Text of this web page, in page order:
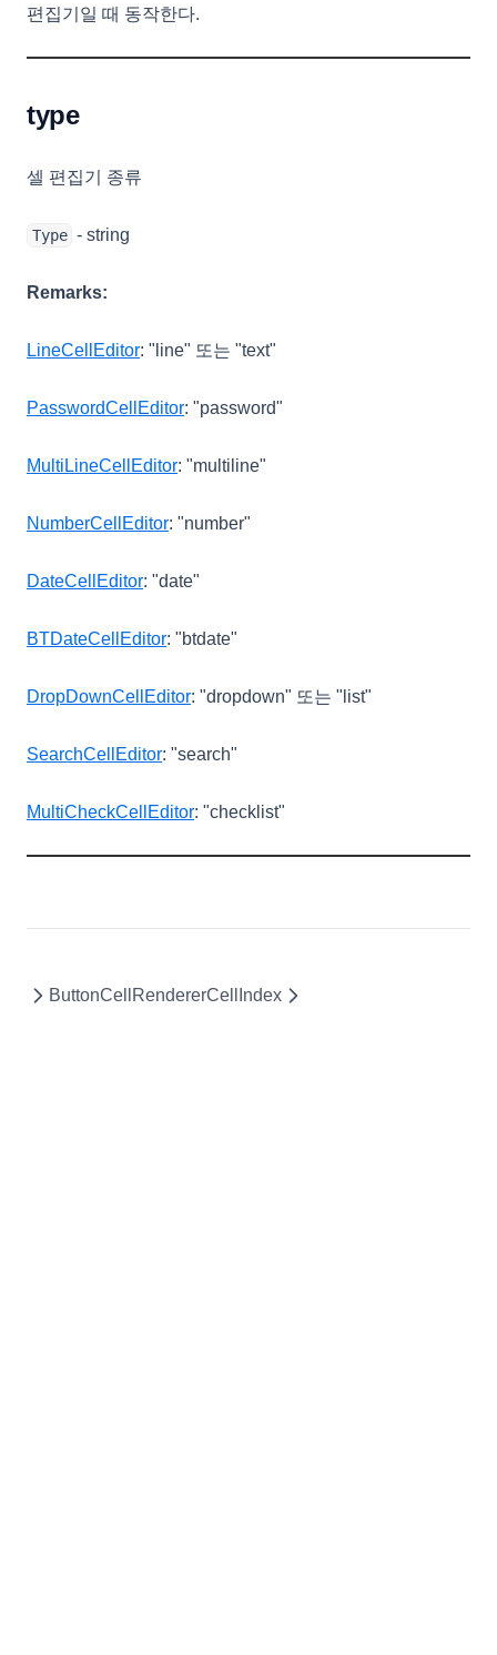
편집기일 때 동작한다.
type
셀 편집기 종류
Type - string
Remarks:
LineCellEditor: "line" 또는 "text"
PasswordCellEditor: "password"
MultiLineCellEditor: "multiline"
NumberCellEditor: "number"
DateCellEditor: "date"
BTDateCellEditor: "btdate"
DropDownCellEditor: "dropdown" 또는 "list"
SearchCellEditor: "search"
MultiCheckCellEditor: "checklist"
ButtonCellRendererCellIndex